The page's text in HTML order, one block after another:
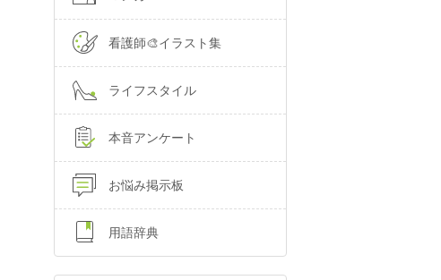
看護師🎨イラスト集
ライフスタイル
本音アンケート
お悩み掲示板
用語辞典